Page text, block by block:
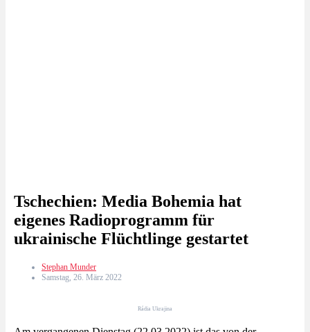
Tschechien: Media Bohemia hat
eigenes Radioprogramm für
ukrainische Flüchtlinge gestartet
Stephan Munder
Samstag, 26. März 2022
Rádia Ukrajina